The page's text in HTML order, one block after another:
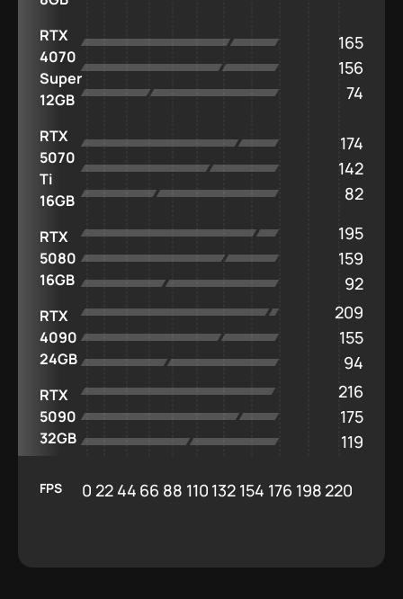
RTX
4070
Super
12GB
165
156
74
RTX
5070
Ti
16GB
174
142
82
RTX
5080
16GB
195
159
92
RTX
4090
24GB
209
155
94
RTX
5090
32GB
216
175
119
0 22 44 66 88 110 132 154 176 198 220
FPS